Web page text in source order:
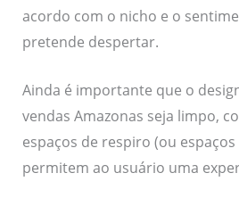
acordo com o nicho e o
pretende despertar.
Ainda é importante que o
vendas Amazonas seja limpo,
espaços de respiro (ou
permitem ao usuário uma